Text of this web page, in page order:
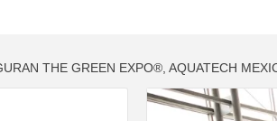
THE GREEN EXPO®, AQUATECH